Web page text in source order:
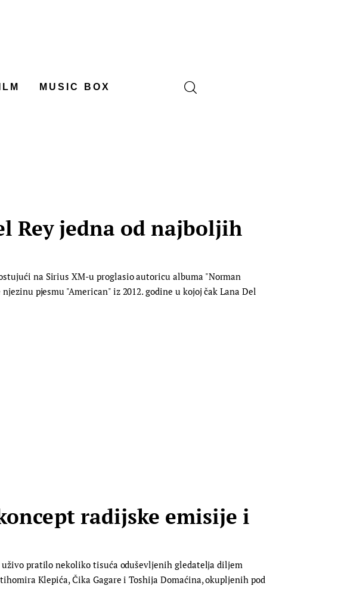
MUSIC BOX
Rey jedna od najboljih
na Sirius XM-u proglasio autoricu albuma "Norman
pjesmu "American" iz 2012. godine u kojoj čak Lana Del
radijske emisije i
uživo pratilo nekoliko tisuća oduševljenih gledatelja diljem
Klepića, Čika Gagare i Toshija Domaćina, okupljenih pod